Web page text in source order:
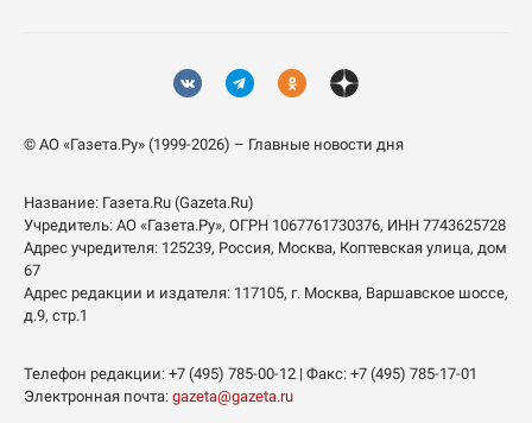
© АО «Газета.Ру» (1999-2026) – Главные новости дня
Название: Газета.Ru (Gazeta.Ru)
Учредитель: АО «Газета.Ру», ОГРН 1067761730376, ИНН 7743625728
Адрес учредителя: 125239, Россия, Москва, Коптевская улица, дом
67
Адрес редакции и издателя: 117105, г. Москва, Варшавское шоссе,
д.9, стр.1
Телефон редакции: +7 (495) 785-00-12 | Факс: +7 (495) 785-17-01
Электронная почта: gazeta@gazeta.ru